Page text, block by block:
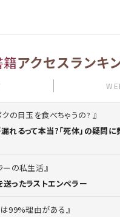
籍アクセスランキ
クの目玉を食べちゃうの?
れるって本当?「死体」の疑問
ーの私生活
ったラストエンペラー
99%理由がある